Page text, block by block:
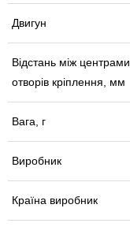
Двигун
Відстань між центрами
отворів кріплення, мм
Вага, г
Виробник
Країна виробник